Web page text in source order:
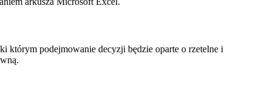
którym podejmowanie decyzji będzie oparte o rzetelne i